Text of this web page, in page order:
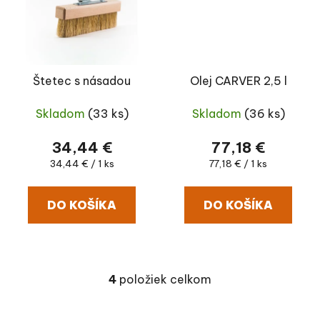
Štetec s násadou
Skladom (33 ks)
34,44 €
Jednotková cena:
34,44 € / 1 ks
DO KOŠÍKA
Olej CARVER 2,5 l
Skladom (36 ks)
77,18 €
Jednotková cena:
77,18 € / 1 ks
DO KOŠÍKA
Ovládacie prvky
4 položiek celkom